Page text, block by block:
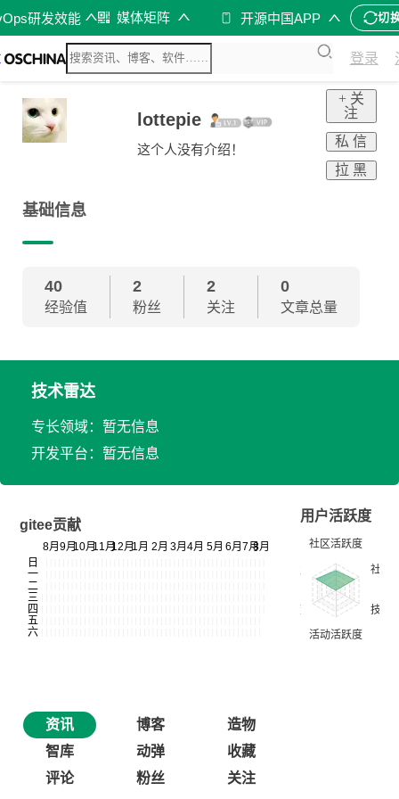
研发效能 媒体矩阵 开源中国APP 切
登录
lottepie
这个人没有介绍！
+ 关
注
私 信
拉 黑
基础信息
40
经验值
2
粉丝
2
关注
0
文章总量
技术雷达
专长领域：暂无信息
开发平台：暂无信息
gitee贡献
用户活跃度
资讯 博客
造物
智库
动弹
收藏
评论
粉丝 关注